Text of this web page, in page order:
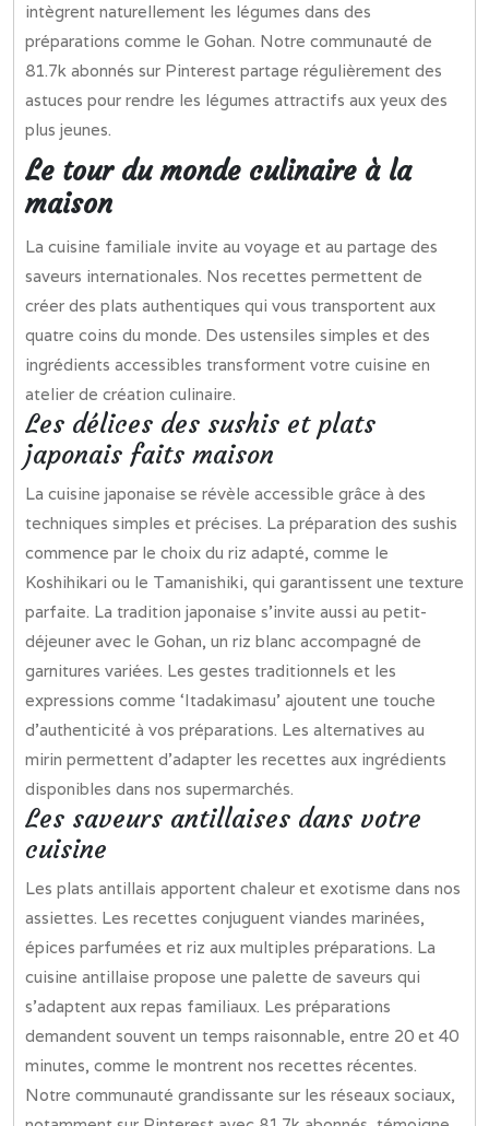
intègrent naturellement les légumes dans des
préparations comme le Gohan. Notre communauté de
81.7k abonnés sur Pinterest partage régulièrement des
astuces pour rendre les légumes attractifs aux yeux des
plus jeunes.
Le tour du monde culinaire à la
maison
La cuisine familiale invite au voyage et au partage des
saveurs internationales. Nos recettes permettent de
créer des plats authentiques qui vous transportent aux
quatre coins du monde. Des ustensiles simples et des
ingrédients accessibles transforment votre cuisine en
atelier de création culinaire.
Les délices des sushis et plats
japonais faits maison
La cuisine japonaise se révèle accessible grâce à des
techniques simples et précises. La préparation des sushis
commence par le choix du riz adapté, comme le
Koshihikari ou le Tamanishiki, qui garantissent une texture
parfaite. La tradition japonaise s’invite aussi au petit-
déjeuner avec le Gohan, un riz blanc accompagné de
garnitures variées. Les gestes traditionnels et les
expressions comme ‘Itadakimasu’ ajoutent une touche
d’authenticité à vos préparations. Les alternatives au
mirin permettent d’adapter les recettes aux ingrédients
disponibles dans nos supermarchés.
Les saveurs antillaises dans votre
cuisine
Les plats antillais apportent chaleur et exotisme dans nos
assiettes. Les recettes conjuguent viandes marinées,
épices parfumées et riz aux multiples préparations. La
cuisine antillaise propose une palette de saveurs qui
s’adaptent aux repas familiaux. Les préparations
demandent souvent un temps raisonnable, entre 20 et 40
minutes, comme le montrent nos recettes récentes.
Notre communauté grandissante sur les réseaux sociaux,